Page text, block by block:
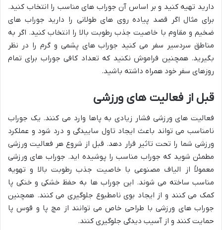
دارید تهیه کنید و بر اساس آن جوراب های مناسب را انتخاب کنید.
برای مثال اگر قصد پیاده روی های طولانی را دارید جوراب های
ضخیم و مقاوم با خاصیت جذب رطوبت بالا را انتخاب کنید. اگر به
مناطق سردسیر سفر می کنید جوراب های پشمی و گرم را در نظر
بگیرید. همچنین فراموش نکنید که تعداد کافی جوراب برای تمام
روزهای سفر خود همراه داشته باشید.
قبل از فعالیت های ورزشی
فعالیت های ورزشی فشار زیادی به پاها وارد می کنند. یک جوراب
نامناسب می تواند باعث ایجاد تاول ساییدگی و درد شود و عملکرد
ورزشی شما را تحت تاثیر قرار دهد. قبل از شروع هر فعالیت ورزشی
مطمئن شوید که جوراب مناسب را پوشیده اید. جوراب های ورزشی
معمولاً از الیاف مصنوعی با خاصیت جذب رطوبت بالا و تهویه
مناسب ساخته می شوند. این جوراب ها به حفظ خشکی و خنکی پا
کمک می کنند و از ایجاد بوی نامطبوع جلوگیری می کنند. همچنین
جوراب های ورزشی با طراحی خاص می توانند از مچ پا و قوس پا
حمایت کنند و از آسیب دیدگی جلوگیری کنند.